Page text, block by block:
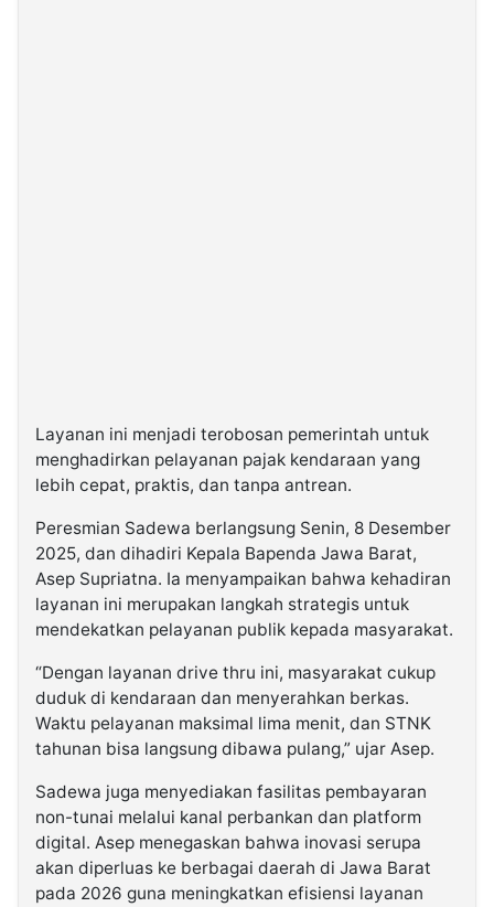
Layanan ini menjadi terobosan pemerintah untuk
menghadirkan pelayanan pajak kendaraan yang
lebih cepat, praktis, dan tanpa antrean.
Peresmian Sadewa berlangsung Senin, 8 Desember
2025, dan dihadiri Kepala Bapenda Jawa Barat,
Asep Supriatna. Ia menyampaikan bahwa kehadiran
layanan ini merupakan langkah strategis untuk
mendekatkan pelayanan publik kepada masyarakat.
“Dengan layanan drive thru ini, masyarakat cukup
duduk di kendaraan dan menyerahkan berkas.
Waktu pelayanan maksimal lima menit, dan STNK
tahunan bisa langsung dibawa pulang,” ujar Asep.
Sadewa juga menyediakan fasilitas pembayaran
non-tunai melalui kanal perbankan dan platform
digital. Asep menegaskan bahwa inovasi serupa
akan diperluas ke berbagai daerah di Jawa Barat
pada 2026 guna meningkatkan efisiensi layanan